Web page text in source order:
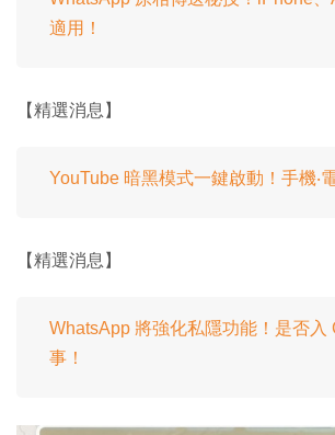
適用！
【精選消息】
YouTube 暗黑模式一鍵啟動！手機‧
【精選消息】
WhatsApp 將強化私隱功能！是否入
事！